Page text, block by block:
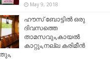
May 9, 2018
ഹൗസ് ബോട്ടിൽ ഒരു
ദിവസത്തെ
താമസവും,കായൽ
കാറ്റും,നല്ല കരിമീൻ